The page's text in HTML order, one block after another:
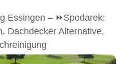
Essingen – ⏩Spodarek:
Dachdecker Alternative,